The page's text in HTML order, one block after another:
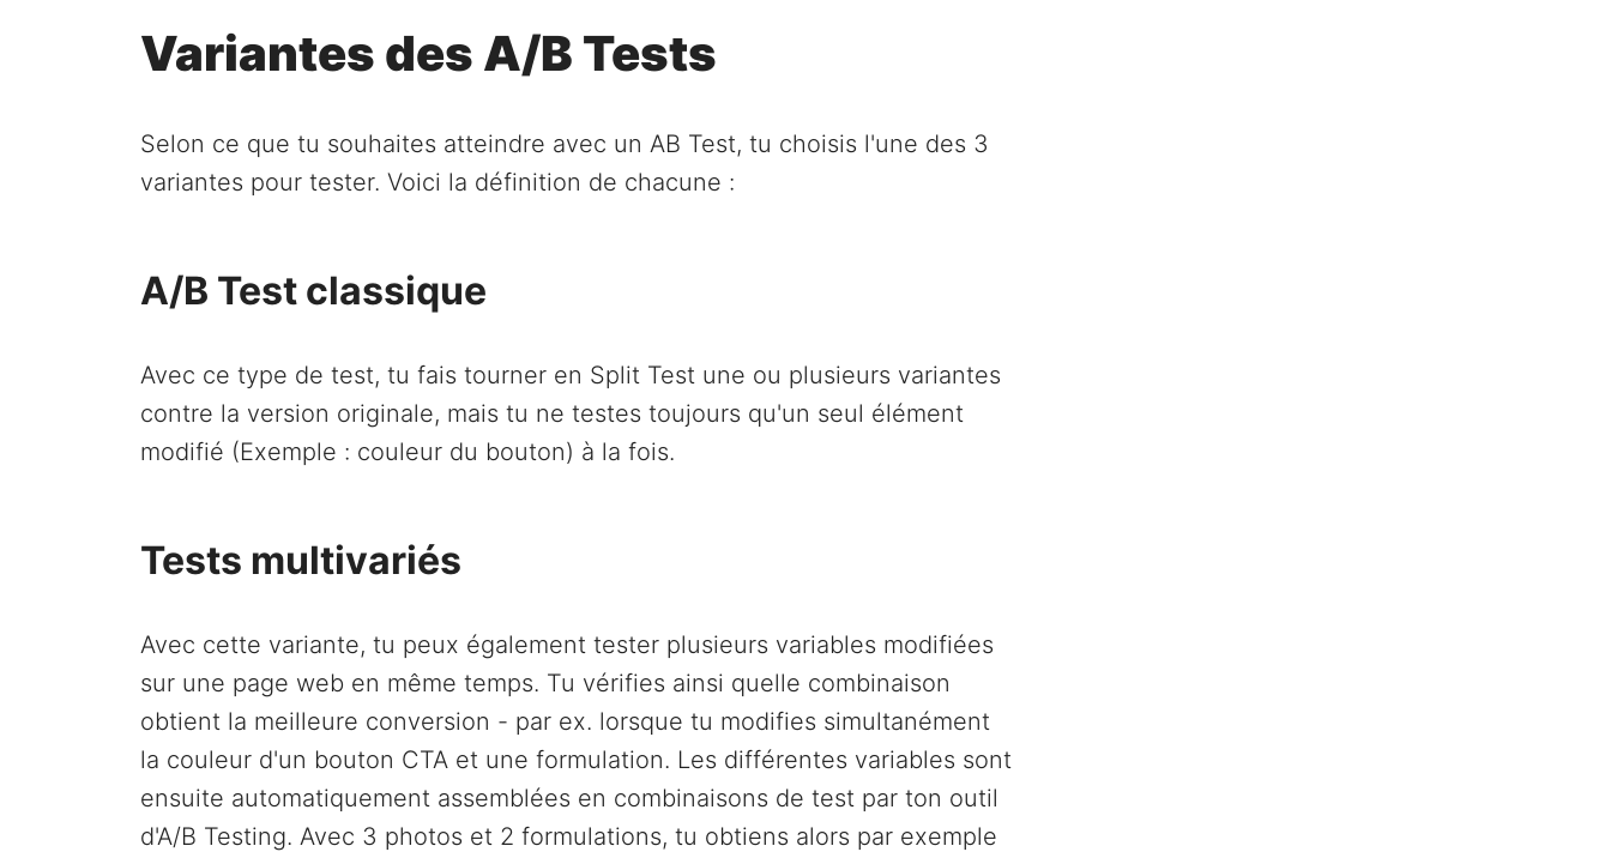
Variantes des A/B Tests
Selon ce que tu souhaites atteindre avec un AB Test, tu choisis l'une des 3
variantes pour tester. Voici la définition de chacune :
A/B Test classique
Avec ce type de test, tu fais tourner en Split Test une ou plusieurs variantes
contre la version originale, mais tu ne testes toujours qu'un seul élément
modifié (Exemple : couleur du bouton) à la fois.
Tests multivariés
Avec cette variante, tu peux également tester plusieurs variables modifiées
sur une page web en même temps. Tu vérifies ainsi quelle combinaison
obtient la meilleure conversion - par ex. lorsque tu modifies simultanément
la couleur d'un bouton CTA et une formulation. Les différentes variables sont
ensuite automatiquement assemblées en combinaisons de test par ton outil
d'A/B Testing. Avec 3 photos et 2 formulations, tu obtiens alors par exemple